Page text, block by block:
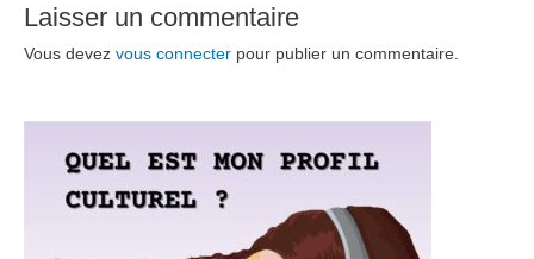
Laisser un commentaire
Vous devez vous connecter pour publier un commentaire.